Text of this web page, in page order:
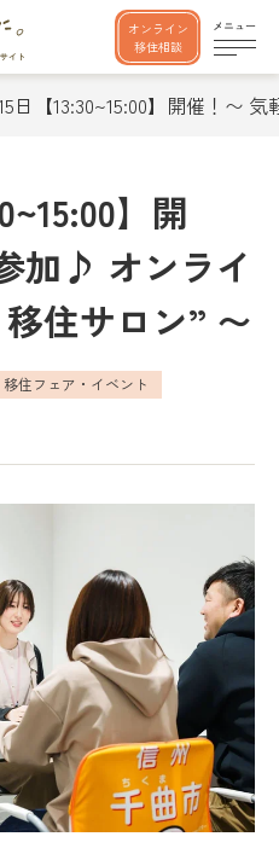
オンライン
移住相談
日【13:30~15:00】開催！〜
】開
加♪ オンライ
住サロン” 〜
移住フェア・イベント